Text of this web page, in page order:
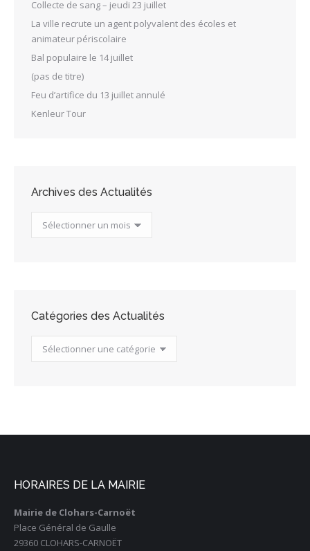
Collecte de sang – jeudi 23 juillet
La ville recrute un agent polyvalent des écoles et
animateur périscolaire
Bal populaire le 14 juillet
(pas de titre)
Feu d’artifice du 13 juillet annulé
Kenleur Tour
Archives des Actualités
Archives
des
Catégories des Actualités
Catégories
des
HORAIRES DE LA MAIRIE
Mairie de Clohars-Carnoët
Place Général de Gaulle
29360 CLOHARS-CARNOËT